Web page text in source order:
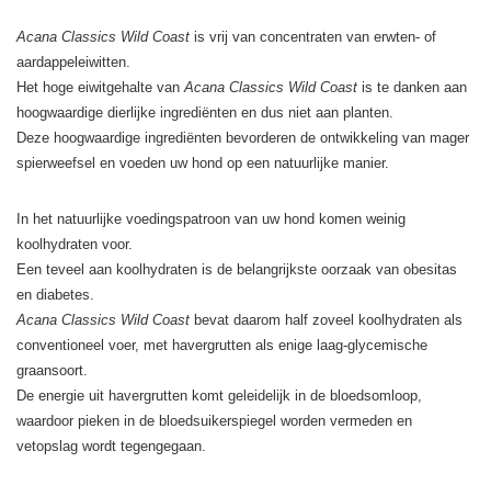
Acana Classics Wild Coast is vrij van concentraten van erwten- of
aardappeleiwitten.
Het hoge eiwitgehalte van Acana Classics Wild Coast is te danken aan
hoogwaardige dierlijke ingrediënten en dus niet aan planten.
Deze hoogwaardige ingrediënten bevorderen de ontwikkeling van mager
spierweefsel en voeden uw hond op een natuurlijke manier.
In het natuurlijke voedingspatroon van uw hond komen weinig
koolhydraten voor.
Een teveel aan koolhydraten is de belangrijkste oorzaak van obesitas
en diabetes.
Acana Classics Wild Coast bevat daarom half zoveel koolhydraten als
conventioneel voer, met havergrutten als enige laag-glycemische
graansoort.
De energie uit havergrutten komt geleidelijk in de bloedsomloop,
waardoor pieken in de bloedsuikerspiegel worden vermeden en
vetopslag wordt tegengegaan.